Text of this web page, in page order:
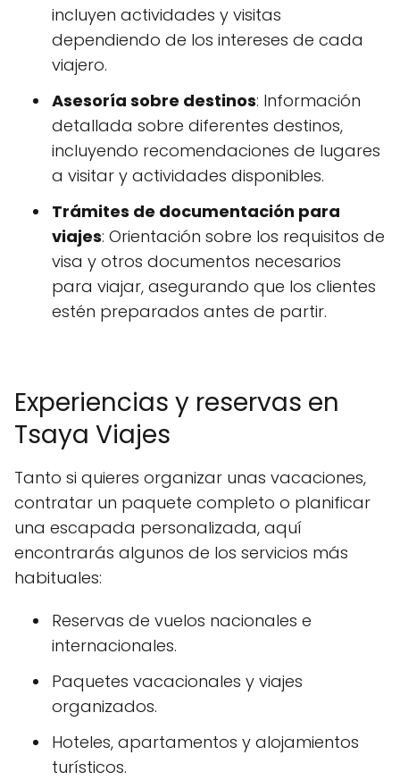
incluyen actividades y visitas
dependiendo de los intereses de cada
viajero.
Asesoría sobre destinos: Información
detallada sobre diferentes destinos,
incluyendo recomendaciones de lugares
a visitar y actividades disponibles.
Trámites de documentación para
viajes: Orientación sobre los requisitos de
visa y otros documentos necesarios
para viajar, asegurando que los clientes
estén preparados antes de partir.
Experiencias y reservas en
Tsaya Viajes
Tanto si quieres organizar unas vacaciones,
contratar un paquete completo o planificar
una escapada personalizada, aquí
encontrarás algunos de los servicios más
habituales:
Reservas de vuelos nacionales e
internacionales.
Paquetes vacacionales y viajes
organizados.
Hoteles, apartamentos y alojamientos
turísticos.